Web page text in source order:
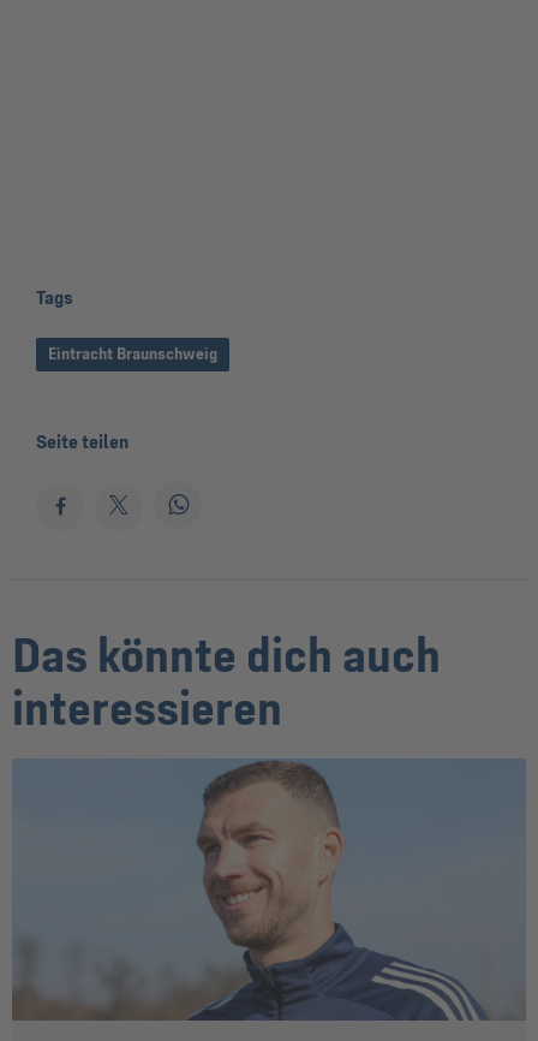
Tags
Eintracht Braunschweig
Seite teilen
Das könnte dich auch
interessieren